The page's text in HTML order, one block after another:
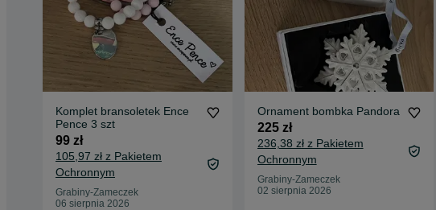
Komplet bransoletek Ence
Pence 3 szt
99 zł
105,97 zł z Pakietem
Ochronnym
Grabiny-Zameczek
06 sierpnia 2026
Ornament bombka Pandora
225 zł
236,38 zł z Pakietem
Ochronnym
Grabiny-Zameczek
02 sierpnia 2026